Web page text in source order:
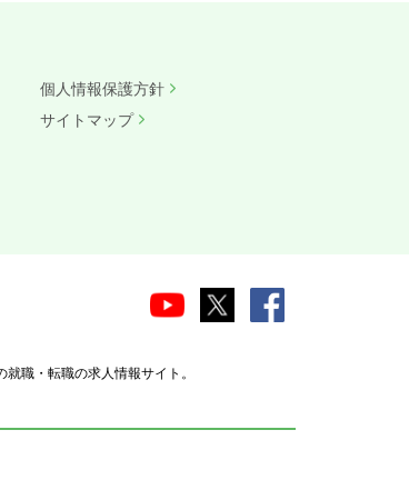
個人情報保護方針
サイトマップ
職・転職の求人情報サイト。